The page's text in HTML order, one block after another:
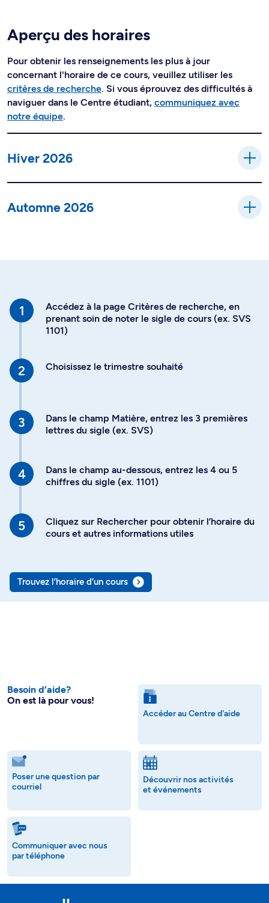
Aperçu des horaires
Pour obtenir les renseignements les plus à jour
concernant l'horaire de ce cours, veuillez utiliser les
critères de recherche. Si vous éprouvez des difficultés à
naviguer dans le Centre étudiant, communiquez avec
notre équipe.
Hiver 2026
Automne 2026
Accédez à la page Critères de recherche, en
prenant soin de noter le sigle de cours (ex. SVS
1101)
Choisissez le trimestre souhaité
Dans le champ Matière, entrez les 3 premières
lettres du sigle (ex. SVS)
Dans le champ au-dessous, entrez les 4 ou 5
chiffres du sigle (ex. 1101)
Cliquez sur Rechercher pour obtenir l’horaire du
cours et autres informations utiles
Trouvez l’horaire d’un cours
Besoin d’aide?
On est là pour vous!
Accéder au Centre d'aide
Poser une question par
courriel
Découvrir nos activités
et événements
Communiquer avec nous
par téléphone